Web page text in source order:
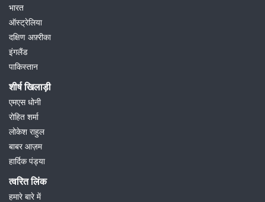
भारत
ऑस्ट्रेलिया
दक्षिण अफ़्रीका
इंगलैंड
पाकिस्तान
शीर्ष खिलाड़ी
एमएस धोनी
रोहित शर्मा
लोकेश राहुल
बाबर आज़म
हार्दिक पंड्या
त्वरित लिंक
हमारे बारे में